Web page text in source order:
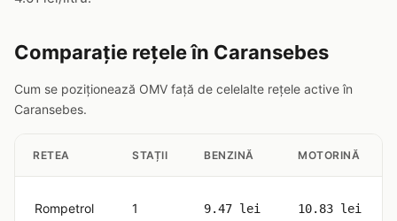
Comparație rețele în Caransebes
Cum se poziționează OMV față de celelalte rețele active în
Caransebes.
RETEA STAȚII BENZINĂ MOTORINĂ
Rompetrol 1 9.47 lei 10.83 lei